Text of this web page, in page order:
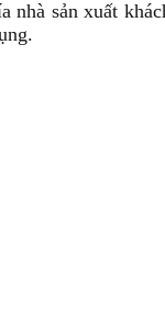
nhà sản xuất